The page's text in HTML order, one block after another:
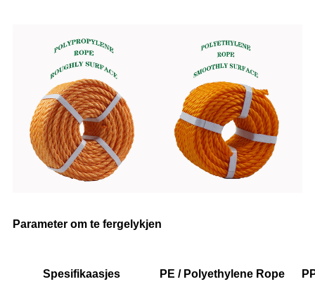
Parameter om te fergelykjen
Spesifikaasjes PE / Polyethylene Rope